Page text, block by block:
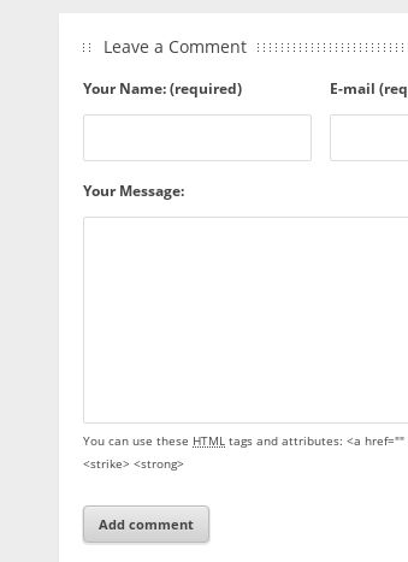
Leave a Comment
Your Name: (required) E-mail
Your Message:
You can use these HTML tags and attributes: <a
<strike> <strong>